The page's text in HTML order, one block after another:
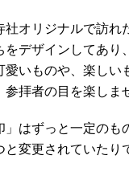
社オリジナルで訪れ
をデザインしてあり
愛いものや、楽しい
拝者の目を楽しま
」はずっと一定のも
と変更されていたり